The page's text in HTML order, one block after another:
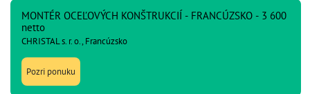
MONTÉR OCEĽOVÝCH KONŠTRUKCIÍ - FRANCÚZSKO - 3 600
netto
CHRISTAL s. r. o., Francúzsko
Pozri ponuku